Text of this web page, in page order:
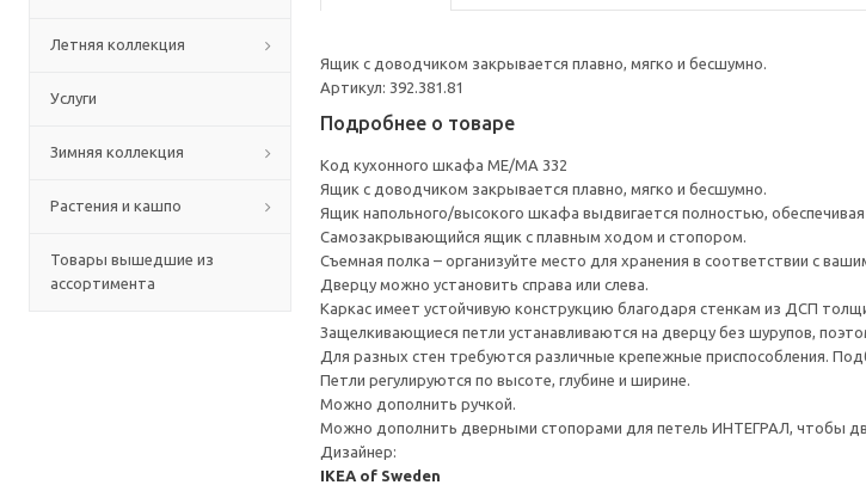
Летняя коллекция
Услуги
Зимняя коллекция
Растения и кашпо
Товары вышедшие из
ассортимента
Ящик с доводчиком закрывается плавно, мягко и бесшумно.
Артикул: 392.381.81
Подробнее о товаре
Код кухонного шкафа ME/MA 332
Ящик с доводчиком закрывается плавно, мягко и бесшумно.
Ящик напольного/высокого шкафа выдвигается полностью,
Cамозакрывающийся ящик с плавным ходом и стопором.
Съемная полка – организуйте место для хранения в соответствии с
Дверцу можно установить справа или слева.
Каркас имеет устойчивую конструкцию благодаря стенкам из ДСП
Защелкивающиеся петли устанавливаются на дверцу без шурупов,
Для разных стен требуются различные крепежные приспособления.
Петли регулируются по высоте, глубине и ширине.
Можно дополнить ручкой.
Можно дополнить дверными стопорами для петель ИНТЕГРАЛ, чтобы
Дизайнер:
IKEA of Sweden